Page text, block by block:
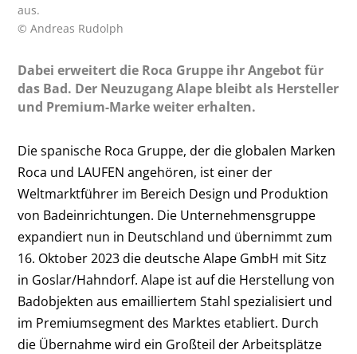
aus.
© Andreas Rudolph
Dabei erweitert die Roca Gruppe ihr Angebot für
das Bad. Der Neuzugang Alape bleibt als Hersteller
und Premium-Marke weiter erhalten.
Die spanische Roca Gruppe, der die globalen Marken
Roca und LAUFEN angehören, ist einer der
Weltmarktführer im Bereich Design und Produktion
von Badeinrichtungen. Die Unternehmensgruppe
expandiert nun in Deutschland und übernimmt zum
16. Oktober 2023 die deutsche Alape GmbH mit Sitz
in Goslar/Hahndorf. Alape ist auf die Herstellung von
Badobjekten aus emailliertem Stahl spezialisiert und
im Premiumsegment des Marktes etabliert. Durch
die Übernahme wird ein Großteil der Arbeitsplätze